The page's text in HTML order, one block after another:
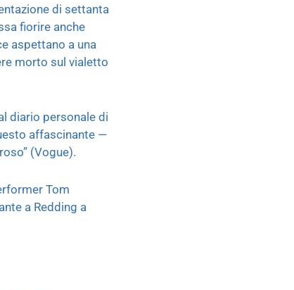
di settanta
fiorire anche
aspettano a una
morto sul vialetto
diario personale di
affascinante —
(Vogue).
Tom
a Redding a